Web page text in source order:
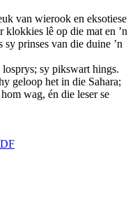
van wierook en eksotiese
klokkies lê op die mat en ’n
prinses van die duine ’n
sy pikswart hings.
geloop het in die Sahara;
wag, én die leser se